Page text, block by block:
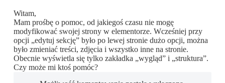
Witam,
Mam prośbę o pomoc, od jakiegoś czasu nie mogę
modyfikować swojej strony w elementorze. Wcześniej przy
opcji „edytuj sekcję” było po lewej stronie dużo opcji, można
było zmieniać treści, zdjęcia i wszystko inne na stronie.
Obecnie wyświetla się tylko zakładka „wygląd” i „struktura”.
Czy może mi ktoś pomóc?